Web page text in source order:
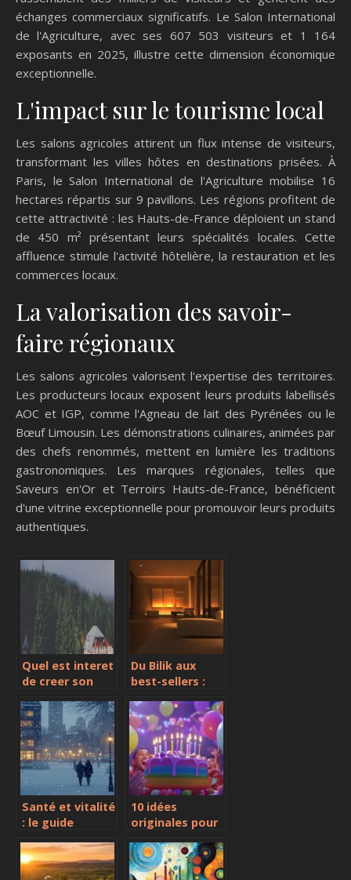
échanges commerciaux significatifs. Le Salon International
de l'Agriculture, avec ses 607 503 visiteurs et 1 164
exposants en 2025, illustre cette dimension économique
exceptionnelle.
L'impact sur le tourisme local
Les salons agricoles attirent un flux intense de visiteurs,
transformant les villes hôtes en destinations prisées. À
Paris, le Salon International de l'Agriculture mobilise 16
hectares répartis sur 9 pavillons. Les régions profitent de
cette attractivité : les Hauts-de-France déploient un stand
de 450 m² présentant leurs spécialités locales. Cette
affluence stimule l'activité hôtelière, la restauration et les
commerces locaux.
La valorisation des savoir-
faire régionaux
Les salons agricoles valorisent l'expertise des territoires.
Les producteurs locaux exposent leurs produits labellisés
AOC et IGP, comme l'Agneau de lait des Pyrénées ou le
Bœuf Limousin. Les démonstrations culinaires, animées par
des chefs renommés, mettent en lumière les traditions
gastronomiques. Les marques régionales, telles que
Saveurs en'Or et Terroirs Hauts-de-France, bénéficient
d'une vitrine exceptionnelle pour promouvoir leurs produits
authentiques.
Quel est interet
de creer son
internet ?
Du Bilik aux
best-sellers :
clos breton
fascine les
auteurs
contemporains
Santé et vitalité
: le guide
bien démarrer
janvier 2023
10 idées
originales pour
anniversaire ! à
petit budget